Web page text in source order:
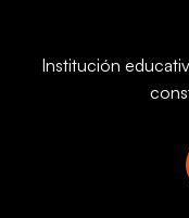
Institución